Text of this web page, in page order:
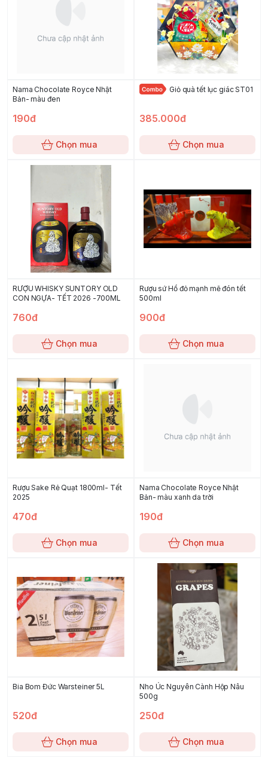
Nama Chocolate Royce Nhật
Bản- màu đen
190đ
Chọn mua
Giỏ quà tết lục giác ST01
385.000đ
Chọn mua
RƯỢU WHISKY SUNTORY OLD
CON NGỰA- TẾT 2026 -700ML
760đ
Chọn mua
Rượu sứ Hổ đỏ mạnh mẽ đón tết
500ml
900đ
Chọn mua
Rượu Sake Rẻ Quạt 1800ml- Tết
2025
470đ
Chọn mua
Nama Chocolate Royce Nhật
Bản- màu xanh da trời
190đ
Chọn mua
Bia Bom Đức Warsteiner 5L
520đ
Chọn mua
Nho Úc Nguyên Cành Hộp Nâu
500g
250đ
Chọn mua